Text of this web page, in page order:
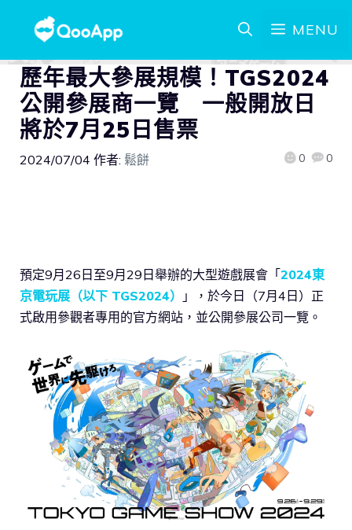
MENU
歷年最大參展規模！TGS2024
公開參展商一覽 一般開放日
將於7月25日售票
2024/07/04 作者: 鬆餅 0 0
預定9月26日至9月29日舉辦的大型遊戲展會「2024東
京電玩展（以下 TGS2024）
」，於今日（7月4日）正
式啟用參觀者專用的官方網站，並公開參展公司一覽。